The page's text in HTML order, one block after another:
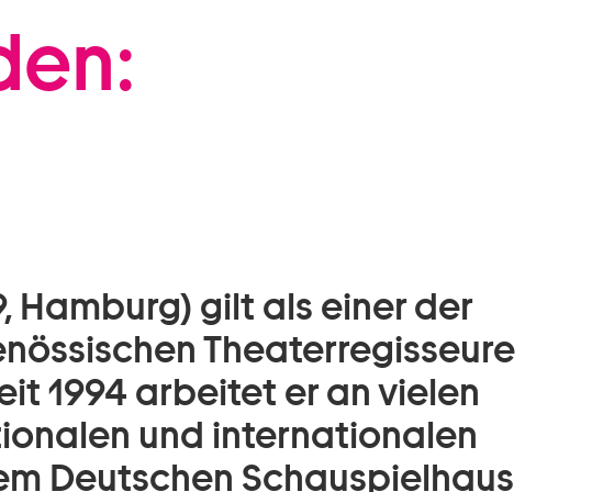
Hamburg) gilt als einer der
Theaterregisseure
1994 arbeitet er an vielen
und internationalen
Deutschen Schauspielhaus